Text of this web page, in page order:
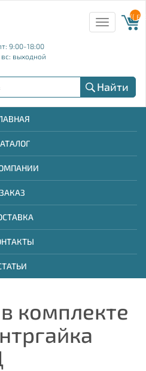
9:00-18:00
выходной
Toggle
navigation
{{
Найти
ЗАКАЗ
комплекте